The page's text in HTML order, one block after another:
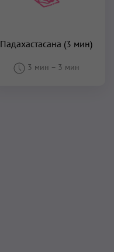
Падахастасана (3 мин)
3 мин – 3 мин